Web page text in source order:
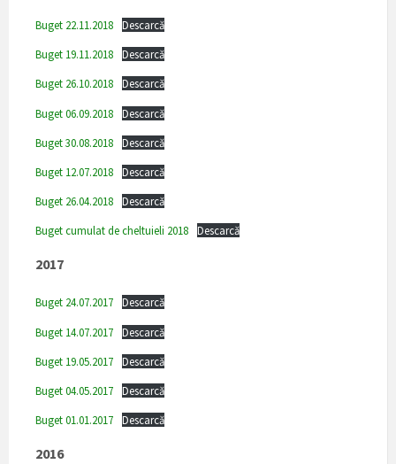
Buget 22.11.2018 Descarcă
Buget 19.11.2018 Descarcă
Buget 26.10.2018 Descarcă
Buget 06.09.2018 Descarcă
Buget 30.08.2018 Descarcă
Buget 12.07.2018 Descarcă
Buget 26.04.2018 Descarcă
Buget cumulat de cheltuieli 2018 Descarcă
2017
Buget 24.07.2017 Descarcă
Buget 14.07.2017 Descarcă
Buget 19.05.2017 Descarcă
Buget 04.05.2017 Descarcă
Buget 01.01.2017 Descarcă
2016